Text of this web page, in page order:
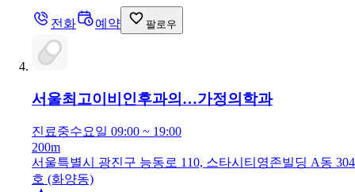
전화 예약 팔로우
서울최고이비인후과의…가정의학과
진료중수요일 09:00 ~ 19:00
200m
서울특별시 광진구 능동로 110, 스타시티영존빌딩 A동 304
호 (화양동)